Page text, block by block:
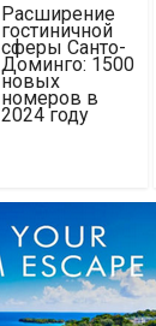
Расширение
гостиничной
сферы Санто-
Доминго: 1500
новых
номеров в
2024 году